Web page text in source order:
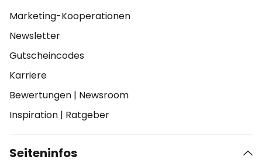
Marketing-Kooperationen
Newsletter
Gutscheincodes
Karriere
Bewertungen | Newsroom
Inspiration | Ratgeber
Seiteninfos